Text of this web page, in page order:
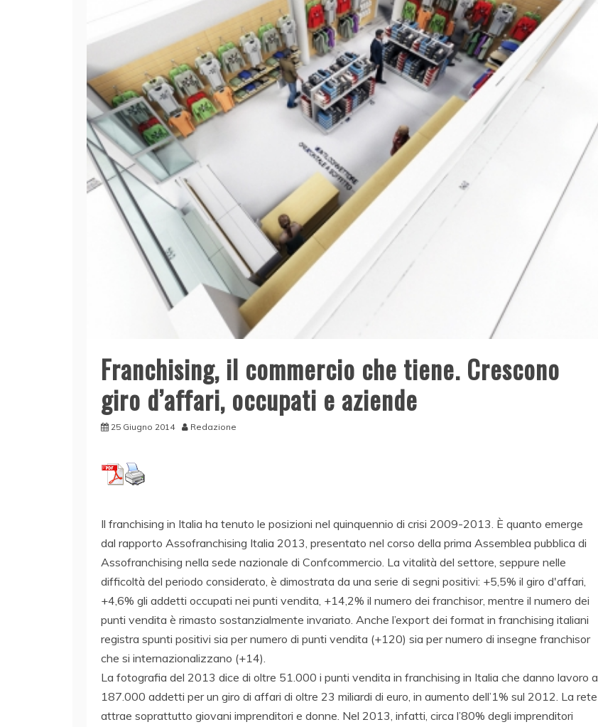
Franchising, il commercio che tiene. Crescono
giro d’affari, occupati e aziende
25 Giugno 2014 Redazione
Il franchising in Italia ha tenuto le posizioni nel quinquennio di crisi 2009-2013. È quanto emerge
dal rapporto Assofranchising Italia 2013, presentato nel corso della prima Assemblea pubblica di
Assofranchising nella sede nazionale di Confcommercio. La vitalità del settore, seppure nelle
difficoltà del periodo considerato, è dimostrata da una serie di segni positivi: +5,5% il giro d'affari,
+4,6% gli addetti occupati nei punti vendita, +14,2% il numero dei franchisor, mentre il numero dei
punti vendita è rimasto sostanzialmente invariato. Anche l’export dei format in franchising italiani
registra spunti positivi sia per numero di punti vendita (+120) sia per numero di insegne franchisor
che si internazionalizzano (+14).
La fotografia del 2013 dice di oltre 51.000 i punti vendita in franchising in Italia che danno lavoro a
187.000 addetti per un giro di affari di oltre 23 miliardi di euro, in aumento dell’1% sul 2012. La rete
attrae soprattutto giovani imprenditori e donne. Nel 2013, infatti, circa l’80% degli imprenditori